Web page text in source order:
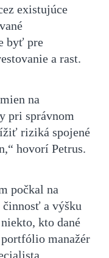
existujúce
byť pre
a rast.
na
pri správnom
riziká spojené
hovorí Petrus.
počkal na
a výšku
kto dané
manažér